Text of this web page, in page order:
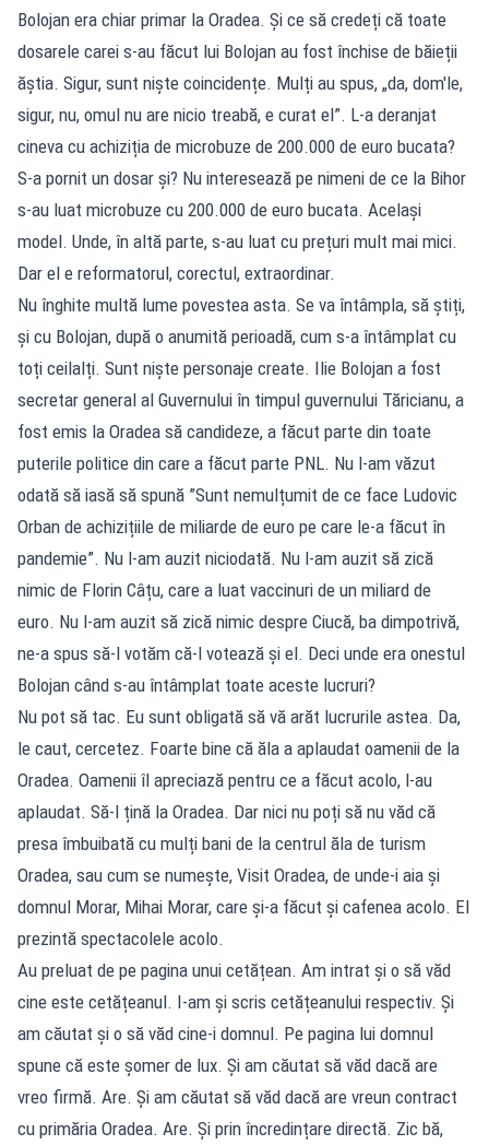
Bolojan era chiar primar la Oradea. Și ce să credeți că toate
dosarele carei s-au făcut lui Bolojan au fost închise de băieții
ăștia. Sigur, sunt niște coincidențe. Mulți au spus, „da, dom'le,
sigur, nu, omul nu are nicio treabă, e curat el”. L-a deranjat
cineva cu achiziția de microbuze de 200.000 de euro bucata?
S-a pornit un dosar și? Nu interesează pe nimeni de ce la Bihor
s-au luat microbuze cu 200.000 de euro bucata. Același
model. Unde, în altă parte, s-au luat cu prețuri mult mai mici.
Dar el e reformatorul, corectul, extraordinar.
Nu înghite multă lume povestea asta. Se va întâmpla, să știți,
și cu Bolojan, după o anumită perioadă, cum s-a întâmplat cu
toți ceilalți. Sunt niște personaje create. Ilie Bolojan a fost
secretar general al Guvernului în timpul guvernului Tăricianu, a
fost emis la Oradea să candideze, a făcut parte din toate
puterile politice din care a făcut parte PNL. Nu l-am văzut
odată să iasă să spună ”Sunt nemulțumit de ce face Ludovic
Orban de achizițiile de miliarde de euro pe care le-a făcut în
pandemie”. Nu l-am auzit niciodată. Nu l-am auzit să zică
nimic de Florin Câțu, care a luat vaccinuri de un miliard de
euro. Nu l-am auzit să zică nimic despre Ciucă, ba dimpotrivă,
ne-a spus să-l votăm că-l votează și el. Deci unde era onestul
Bolojan când s-au întâmplat toate aceste lucruri?
Nu pot să tac. Eu sunt obligată să vă arăt lucrurile astea. Da,
le caut, cercetez. Foarte bine că ăla a aplaudat oamenii de la
Oradea. Oamenii îl apreciază pentru ce a făcut acolo, l-au
aplaudat. Să-l țină la Oradea. Dar nici nu poți să nu văd că
presa îmbuibată cu mulți bani de la centrul ăla de turism
Oradea, sau cum se numește, Visit Oradea, de unde-i aia și
domnul Morar, Mihai Morar, care și-a făcut și cafenea acolo. El
prezintă spectacolele acolo.
Au preluat de pe pagina unui cetățean. Am intrat și o să văd
cine este cetățeanul. I-am și scris cetățeanului respectiv. Și
am căutat și o să văd cine-i domnul. Pe pagina lui domnul
spune că este șomer de lux. Și am căutat să văd dacă are
vreo firmă. Are. Și am căutat să văd dacă are vreun contract
cu primăria Oradea. Are. Și prin încredințare directă. Zic bă,